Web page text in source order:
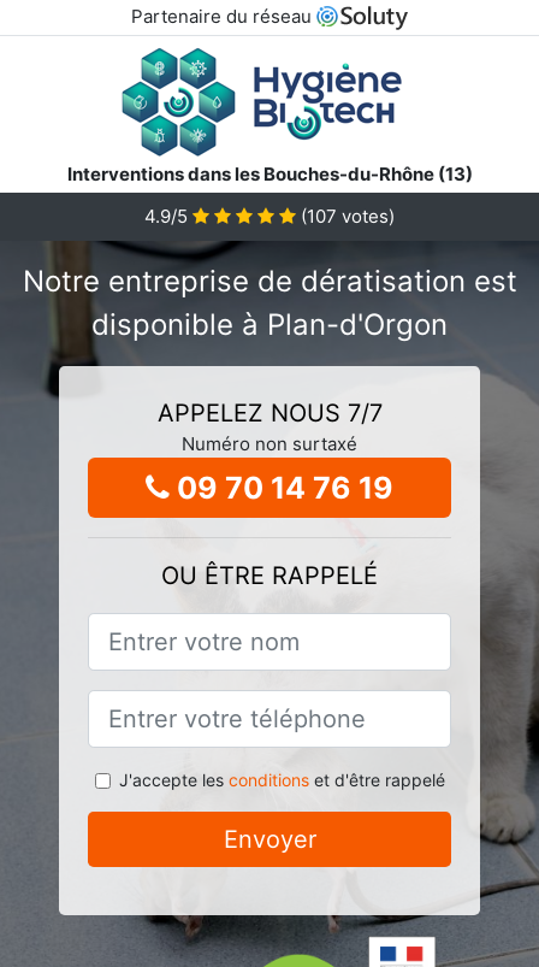
Partenaire du réseau
Interventions dans les Bouches-du-Rhône (13)
4.9/5
(107 votes)
Notre entreprise de dératisation est
disponible à Plan-d'Orgon
APPELEZ NOUS 7/7
Numéro non surtaxé
09 70 14 76 19
OU ÊTRE RAPPELÉ
J'accepte les conditionset d'être rappelé
Envoyer